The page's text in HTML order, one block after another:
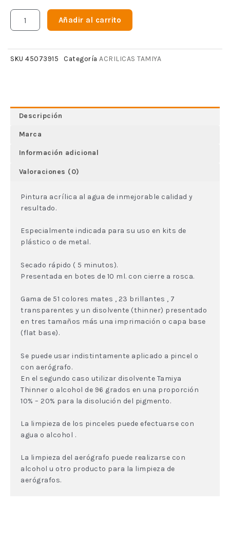
Añadir al carrito
SKU 45073915 Categoría ACRILICAS TAMIYA
Descripción
Marca
Información adicional
Valoraciones (0)
Pintura acrílica al agua de inmejorable calidad y
resultado.
Especialmente indicada para su uso en kits de
plástico o de metal.
Secado rápido ( 5 minutos).
Presentada en botes de 10 ml. con cierre a rosca.
Gama de 51 colores mates , 23 brillantes , 7
transparentes y un disolvente (thinner) presentado
en tres tamaños más una imprimación o capa base
(flat base).
Se puede usar indistintamente aplicado a pincel o
con aerógrafo.
En el segundo caso utilizar disolvente Tamiya
Thinner o alcohol de 96 grados en una proporción
10% – 20% para la disolución del pigmento.
La limpieza de los pinceles puede efectuarse con
agua o alcohol .
La limpieza del aerógrafo puede realizarse con
alcohol u otro producto para la limpieza de
aerógrafos.